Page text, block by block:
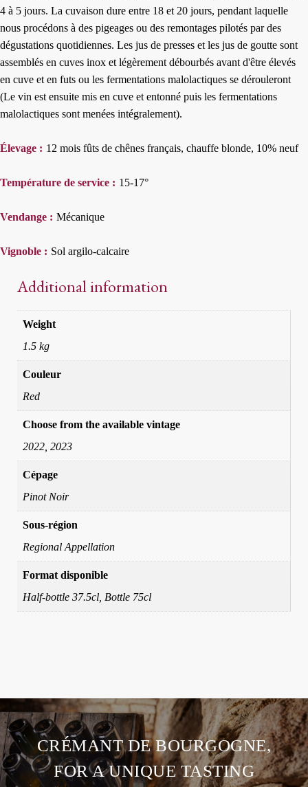
4 à 5 jours. La cuvaison dure entre 18 et 20 jours, pendant laquelle
nous procédons à des pigeages ou des remontages pilotés par des
dégustations quotidiennes. Les jus de presses et les jus de goutte sont
assemblés en cuves inox et légèrement débourbés avant d'être élevés
en cuve et en futs ou les fermentations malolactiques se dérouleront
(Le vin est ensuite mis en cuve et entonné puis les fermentations
malolactiques sont menées intégralement).
Élevage : 12 mois fûts de chênes français, chauffe blonde, 10% neuf
Température de service : 15-17°
Vendange : Mécanique
Vignoble : Sol argilo-calcaire
Additional information
Weight
1.5 kg
Couleur
Red
Choose from the available vintage
2022, 2023
Cépage
Pinot Noir
Sous-région
Regional Appellation
Format disponible
Half-bottle 37.5cl, Bottle 75cl
CRÉMANT DE BOURGOGNE,
FOR A UNIQUE TASTING